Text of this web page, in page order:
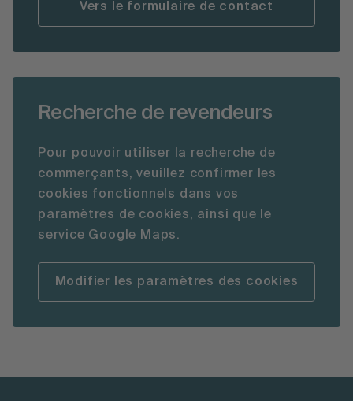
Vers le formulaire de contact
Recherche de revendeurs
Pour pouvoir utiliser la recherche de
commerçants, veuillez confirmer les
cookies fonctionnels dans vos
paramètres de cookies, ainsi que le
service Google Maps.
Modifier les paramètres des cookies